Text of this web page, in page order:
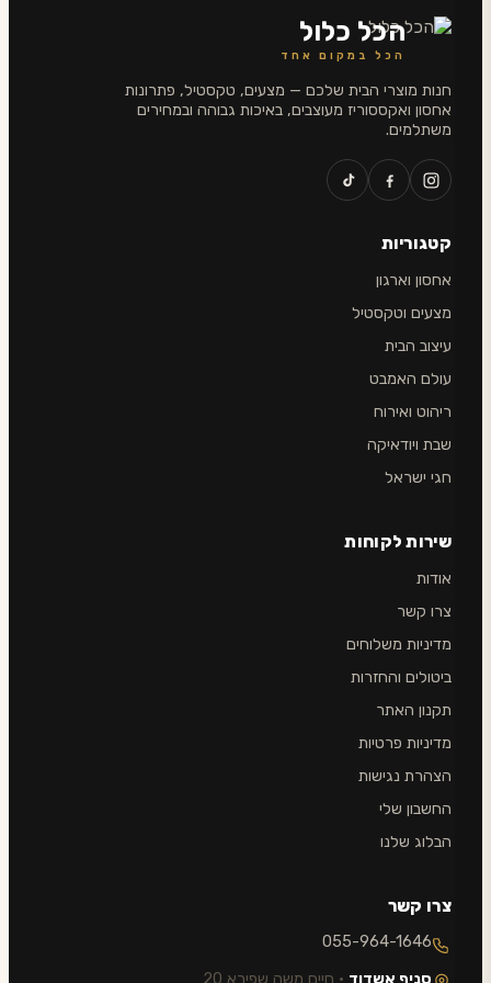
הכל כלול
הכל במקום אחד
חנות מוצרי הבית שלכם — מצעים, טקסטיל, פתרונות
אחסון ואקססוריז מעוצבים, באיכות גבוהה ובמחירים
משתלמים.
קטגוריות
אחסון וארגון
מצעים וטקסטיל
עיצוב הבית
עולם האמבט
ריהוט ואירוח
שבת ויודאיקה
חגי ישראל
שירות לקוחות
אודות
צרו קשר
מדיניות משלוחים
ביטולים והחזרות
תקנון האתר
מדיניות פרטיות
הצהרת נגישות
החשבון שלי
הבלוג שלנו
צרו קשר
055-964-1646
סניף אשדוד · חיים משה שפירא 20